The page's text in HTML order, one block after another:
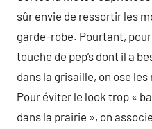
sûr envie de ressortir les
garde-robe. Pourtant,
touche de pep’s dont il a
dans la grisaille, on ose
Pour éviter le look trop «
dans la prairie », on